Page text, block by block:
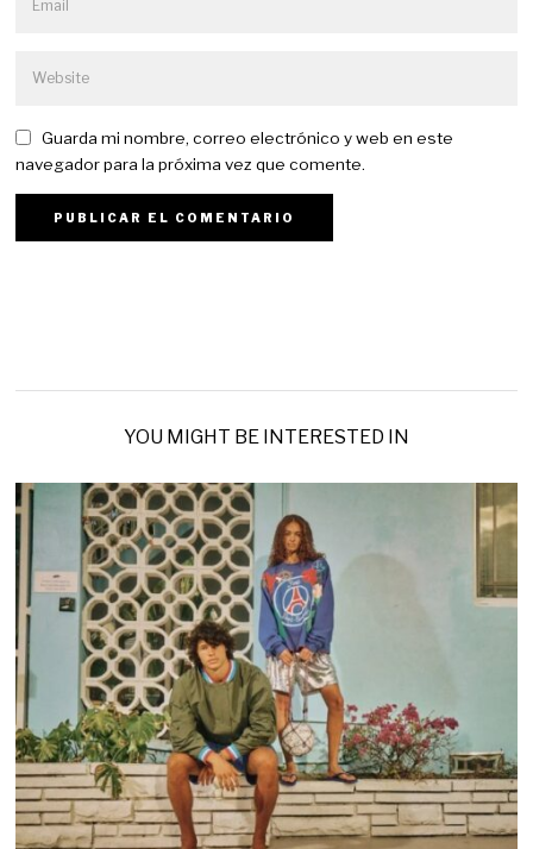
Guarda mi nombre, correo electrónico y web en este
navegador para la próxima vez que comente.
YOU MIGHT BE INTERESTED IN